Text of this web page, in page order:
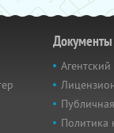
Документы
Политика